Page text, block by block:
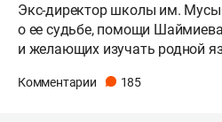
Экс-директор школы им.
о ее судьбе, помощи
и желающих изучать родной
Комментарии 185